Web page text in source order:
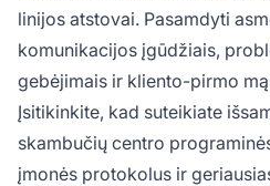
linijos atstovai. Pasamdyti
komunikacijos įgūdžiais,
gebėjimais ir kliento-pirmo
Įsitikinkite, kad suteikiate
skambučių centro
įmonės protokolus ir